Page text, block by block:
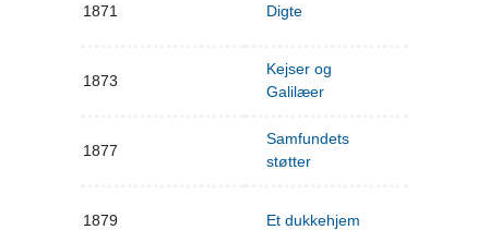
1871 Digte
1873
Kejser og
Galilæer
1877
Samfundets
støtter
1879 Et dukkehjem